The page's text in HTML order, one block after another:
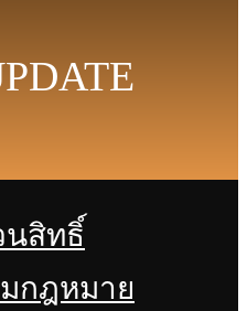
นสิทธิ์
กฎหมาย